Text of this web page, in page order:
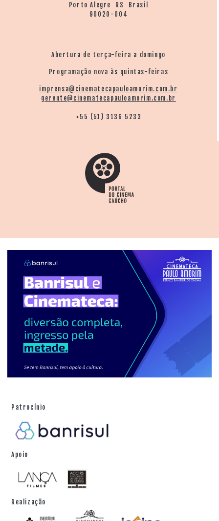
Porto Alegre RS Brasil
90020-004
Abertura de terça-feira a domingo
Programação nova às quintas-feiras
imprensa@cinematecapauloamorim.com.br
gerente@cinematecapauloamorim.com.br
+55 (51) 3136 5233
Patrocínio
Apoio
Realização